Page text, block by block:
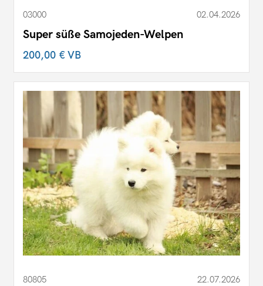
03000 02.04.2026
Super süße Samojeden-Welpen
200,00 €VB
80805 22.07.2026